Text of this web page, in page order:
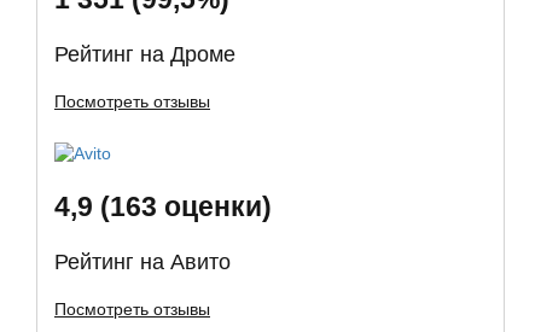
Рейтинг на Дроме
Посмотреть отзывы
4,9 (163 оценки)
Рейтинг на Авито
Посмотреть отзывы